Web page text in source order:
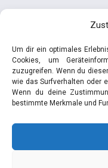
Um dir ein optimales
Cookies, um
zuzugreifen. Wenn du
wie das Surfverhalten oder
Wenn du deine
bestimmte Merkmale und
Datenschutz